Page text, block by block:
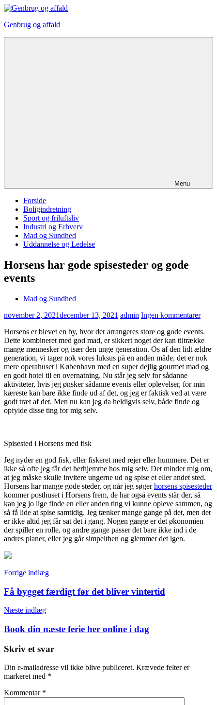
Videre
indhold
Genbrug og affald
Menu
Forside
Boligindretning
Sport og friluftsliv
Industri og Erhverv
Mad og Sundhed
Uddannelse og Ledelse
Horsens har gode spisesteder og gode
events
Mad og Sundhed
november 2, 2021december 13, 2021 admin Ingen kommentarer
Horsens er blevet en by, hvor der arrangeres store og gode events.
Dette kombineret med god mad, er sikkert noget der kan tiltrække
mange mennesker og især den unge generation. Os af den lidt ældre
generation, vi tager nok vores luksus på en anden måde, det er nok
mere operahuset i København med en super dejlig gourmet mad og
en godt hotel til en overnatning. Nu står jeg selv for sådanne
aktiviteter, hvis jeg ønsker sådanne events eller oplevelser, for min
kæreste kan bare ikke finde ud af det, og jeg er faktisk ved at være
godt træt af det. Men nu kan jeg da heldigvis selv, både finde og
opfylde disse ting for mig selv.
Spisested i Horsens med fisk
Jeg nyder en god fisk, eller fiskeret med rejer eller hummere. Det er
ikke så ofte jeg får det herhjemme hos mig selv. Det minder mig om,
at jeg måske skulle invitere ungerne ud og spise et eller andet sted.
Horsens har mange gode steder, og når jeg søgerhorsens spisesteder
kommer posthuset i Horsens frem, de har også events står der, så
kan jeg jo lige finde en eller anden ting vi kunne opleve sammen, og
så få lide at spise samtidig. Jeg tænker mange gange på det, men det
er ikke altid jeg får sat det i gang. Nogen gange er det økonomien
der spiller en rolle, og andre gange passer det bare ikke ind i de
andres planer, eller jeg går simpelthen og glemmer det igen.
Indlægsnavigation
Forrige indlæg
Få bygget færdigt før det bliver vintertid
Næste indlæg
Book din næste ferie her online i dag
Skriv et svar
Din e-mailadresse vil ikke blive publiceret. Krævede felter er
markeret med *
Kommentar *